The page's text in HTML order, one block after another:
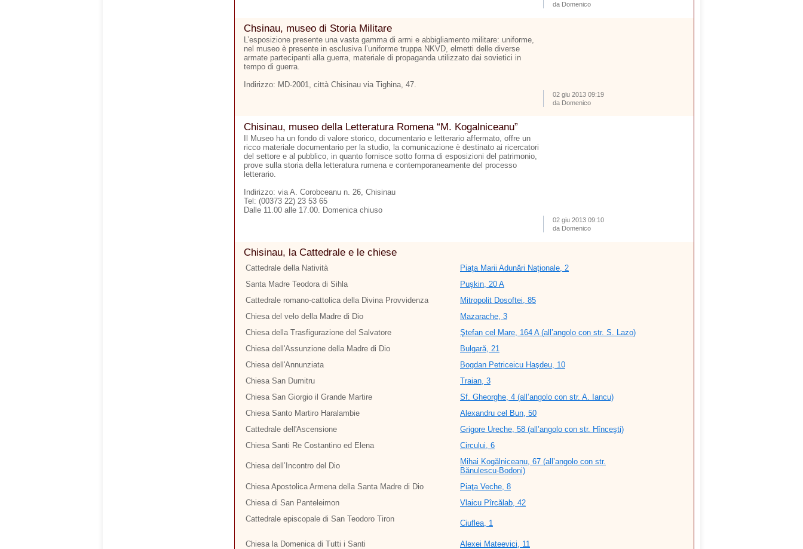
da Domenico
Chsinau, museo di Storia Militare
L’esposizione presente una vasta gamma di armi e abbigliamento militare: uniforme,
nel museo è presente in esclusiva l’uniforme truppa NKVD, elmetti delle diverse
armate partecipanti alla guerra, materiale di propaganda utilizzato dai sovietici in
tempo di guerra.
Indirizzo: MD-2001, città Chisinau via Tighina, 47.
02 giu 2013 09:19
da Domenico
Chisinau, museo della Letteratura Romena “M. Kogalniceanu”
Il Museo ha un fondo di valore storico, documentario e letterario affermato, offre un
ricco materiale documentario per la studio, la comunicazione è destinato ai ricercatori
del settore e al pubblico, in quanto fornisce sotto forma di esposizioni del patrimonio,
prove sulla storia della letteratura rumena e contemporaneamente del processo
letterario.
Indirizzo: via A. Corobceanu n. 26, Chisinau
Tel: (00373 22) 23 53 65
Dalle 11.00 alle 17.00. Domenica chiuso
02 giu 2013 09:10
da Domenico
Chisinau, la Cattedrale e le chiese
Cattedrale della Natività
Piaţa Marii Adunări Naţionale, 2
Santa Madre Teodora di Sihla
Puşkin, 20 A
Cattedrale romano-cattolica della Divina Provvidenza
Mitropolit Dosoftei, 85
Chiesa del velo della Madre di Dio
Mazarache, 3
Chiesa della Trasfigurazione del Salvatore
Ştefan cel Mare, 164 A (all’angolo con str. S. Lazo)
Chiesa dell'Assunzione della Madre di Dio
Bulgară, 21
Chiesa dell'Annunziata
Bogdan Petriceicu Haşdeu, 10
Chiesa San Dumitru
Traian, 3
Chiesa San Giorgio il Grande Martire
Sf. Gheorghe, 4 (all’angolo con str. A. Iancu)
Chiesa Santo Martiro Haralambie
Alexandru cel Bun, 50
Cattedrale dell'Ascensione
Grigore Ureche, 58 (all’angolo con str. Hînceşti)
Chiesa Santi Re Costantino ed Elena
Circului, 6
Chiesa dell’Incontro del Dio
Mihai Kogălniceanu, 67 (all’angolo con str.
Bănulescu-Bodoni)
Chiesa Apostolica Armena della Santa Madre di Dio
Piaţa Veche, 8
Chiesa di San Panteleimon
Vlaicu Pîrcălab, 42
Cattedrale episcopale di San Teodoro Tiron
Ciuflea, 1
Chiesa la Domenica di Tutti i Santi
Alexei Mateevici, 11